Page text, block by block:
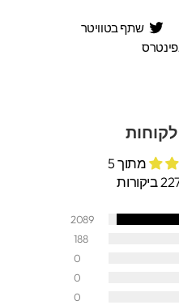
שתף
שתף בטוויטר
2089
188
0
0
0